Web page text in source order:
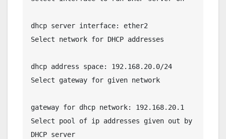
dhcp server interface: ether2
Select network for DHCP addresses
dhcp address space: 192.168.20.0/24
Select gateway for given network
gateway for dhcp network: 192.168.20.1
Select pool of ip addresses given out by
DHCP server